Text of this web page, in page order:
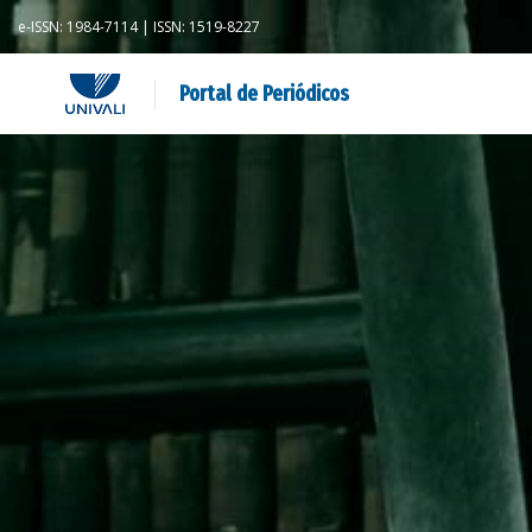
e-ISSN: 1984-7114 | ISSN: 1519-8227
Portal de Periódicos